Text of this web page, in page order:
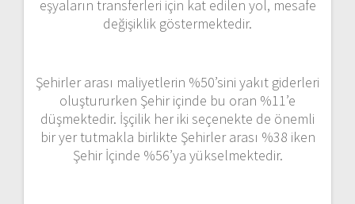
eşyaların transferleri için kat edilen yol, mesafe
değişiklik göstermektedir.
Şehirler arası maliyetlerin %50’sini yakıt giderleri
oluştururken Şehir içinde bu oran %11’e
düşmektedir. İşçilik her iki seçenekte de önemli
bir yer tutmakla birlikte Şehirler arası %38 iken
Şehir İçinde %56’ya yükselmektedir.